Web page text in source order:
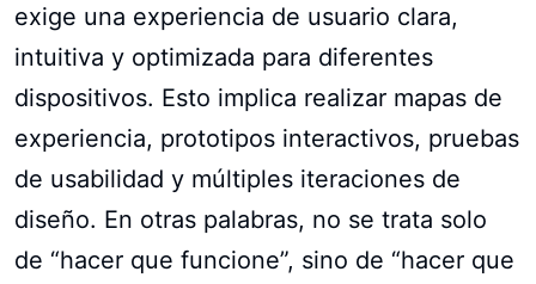
exige una experiencia de usuario clara,
intuitiva y optimizada para diferentes
dispositivos. Esto implica realizar mapas de
experiencia, prototipos interactivos, pruebas
de usabilidad y múltiples iteraciones de
diseño. En otras palabras, no se trata solo
de “hacer que funcione”, sino de “hacer que